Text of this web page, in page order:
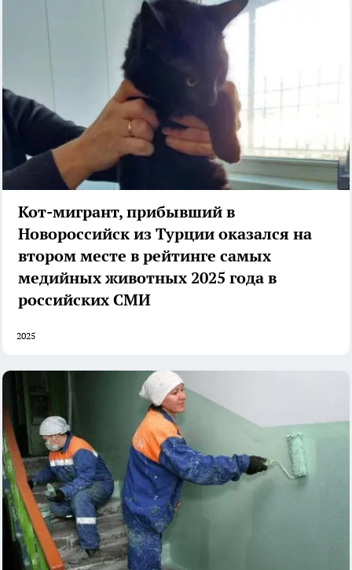
Кот-мигрант, прибывший в
Новороссийск из Турции оказался на
втором месте в рейтинге самых
медийных животных 2025 года в
российских СМИ
2025